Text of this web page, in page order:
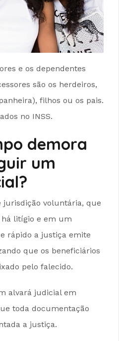
e os dependentes
são os herdeiros,
filhos ou os pais.
no INSS.
demora
um
voluntária, que
litígio e em um
rápido a justiça emite
que os beneficiários
pelo falecido.
alvará judicial em
toda documentação
a justiça.